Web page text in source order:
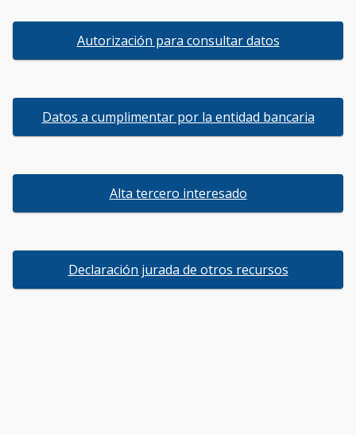
Autorización para consultar datos
Datos a cumplimentar por la entidad bancaria
Alta tercero interesado
Declaración jurada de otros recursos